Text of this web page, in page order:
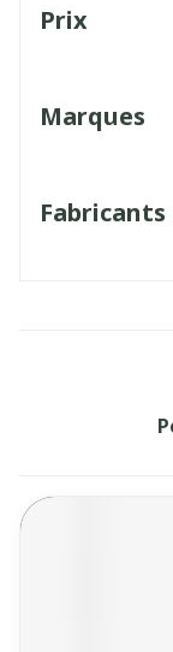
Prix
Marques
Fabricants